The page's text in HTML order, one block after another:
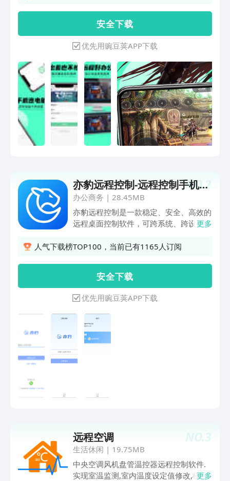
办公的电脑设备，执行办公操作；文件传
输—远程电脑管理所需文件，实现手机、
电脑等多设备间文件互传；移动游戏—应
用内置专属游戏按键，让游戏在手机上也
能肆意畅玩；拓展功能：支持外设—可外
接键鼠，让远程办公操作更加便捷上手。
远程即启，让远程操控变的更加简单，不
管身处何地，都可以随心管理您的电脑。
——联系我们——- 公众号：即启- 官
网：https://www.jqyou.com
安 全 下 载
优先用豌豆荚APP下载
NO.2
亦豹远程控制-远程控制手机电
脑
办公商务 | 28.45MB
亦豹远程控制是一款稳定、安全、高效的
远程桌面控制软件，可跨系统、跨设备连
统，适用于远程办公、远程技术支持、远
更多
人气下载榜TOP100，当前已有1165人订阅
安 全 下 载
优先用豌豆荚APP下载
NO.3
远程空调
生活休闲 | 19.75MB
中央空调风机盘管温控器远程控制软件.
实现室温监测,室内温度设定值修改,模式
更多